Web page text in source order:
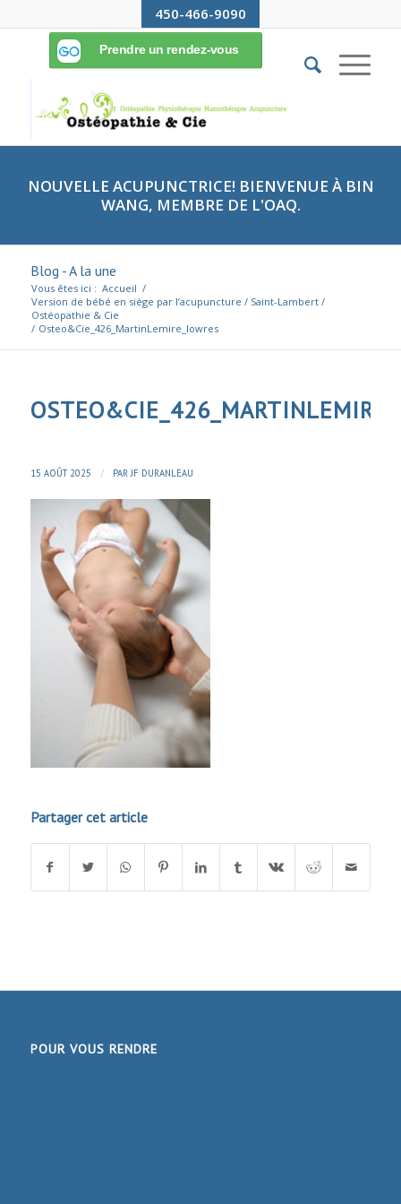
450-466-9090
NOUVELLE ACUPUNCTRICE! BIENVENUE À BIN
WANG, MEMBRE DE L'OAQ.
Blog - A la une
Vous êtes ici : Accueil /
Version de bébé en siège par l’acupuncture / Saint-Lambert /
Ostéopathie & Cie
/ Osteo&Cie_426_MartinLemire_lowres
15 AOÛT 2025 / PAR JF DURANLEAU
Partager cet article
POUR VOUS RENDRE